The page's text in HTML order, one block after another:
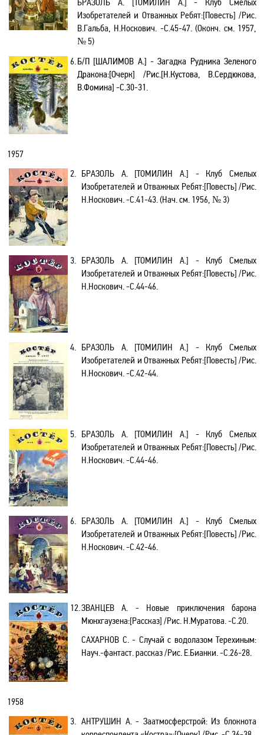
Изобретателей и Отважных Ребят:[Повесть] /Рис.
В.Гальба, Н.Носкович. -С.45-47. (Оконч. см. 1957,
№ 5)
6.Б/П [ШАЛИМОВ А.] - Загадка Рудника Зеленого
Дракона:[Очерк] /Рис.[Н.Кустова, В.Сердюкова,
В.Фомина] -С.30-31.
1957
2. БРАЗОЛЬ А. [ТОМИЛИН А.] - Клуб Смелых
Изобретателей и Отважных Ребят:[Повесть] /Рис.
Н.Носкович.-С.41-43. (Нач. см. 1956, № 3)
3. БРАЗОЛЬ А. [ТОМИЛИН А.] - Клуб Смелых
Изобретателей и Отважных Ребят:[Повесть] /Рис.
Н.Носкович.-С.44-46.
4. БРАЗОЛЬ А. [ТОМИЛИН А.] - Клуб Смелых
Изобретателей и Отважных Ребят:[Повесть] /Рис.
Н.Носкович.-С.42-44.
5. БРАЗОЛЬ А. [ТОМИЛИН А.] - Клуб Смелых
Изобретателей и Отважных Ребят:[Повесть] /Рис.
Н.Носкович. -С.44-46.
6. БРАЗОЛЬ А. [ТОМИЛИН А.] - Клуб Смелых
Изобретателей и Отважных Ребят:[Повесть] /Рис.
Н.Носкович.-С.42-46.
12.ЗВАНЦЕВ А. - Новые приключения барона
Мюнхгаузена:[Рассказ] /Рис. Н.Муратова. -С.20.
САХАРНОВ С. - Случай с водолазом Терехиным:
Науч.-фантаст. рассказ /Рис. Е.Бианки. -С.26-28.
1958
3. АНТРУШИН А. - Заатмосферстрой: Из блокнота